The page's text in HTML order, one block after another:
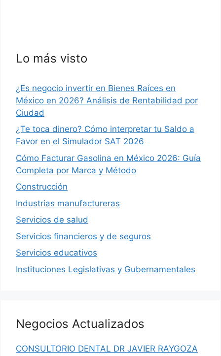
Lo más visto
¿Es negocio invertir en Bienes Raíces en
México en 2026? Análisis de Rentabilidad por
Ciudad
¿Te toca dinero? Cómo interpretar tu Saldo a
Favor en el Simulador SAT 2026
Cómo Facturar Gasolina en México 2026: Guía
Completa por Marca y Método
Construcción
Industrias manufactureras
Servicios de salud
Servicios financieros y de seguros
Servicios educativos
Instituciones Legislativas y Gubernamentales
Negocios Actualizados
CONSULTORIO DENTAL DR JAVIER RAYGOZA